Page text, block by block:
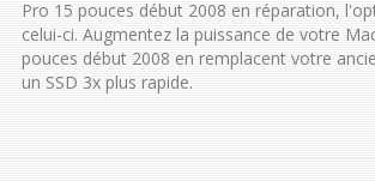
Pro 15 pouces début 2008 en réparation,
celui-ci. Augmentez la puissance de votre
pouces début 2008 en remplacent votre
un SSD 3x plus rapide.